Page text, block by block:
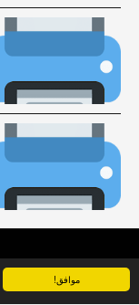
موافق!
الحقوق محفوظة © 2016-2023 |